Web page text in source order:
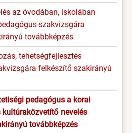
az óvodában, iskolában
szakvizsgára
továbbképzés
tehetségfejlesztés
felkészítő szakirányú
pedagógus a korai
kultúraközvetítő nevelés
továbbképzés